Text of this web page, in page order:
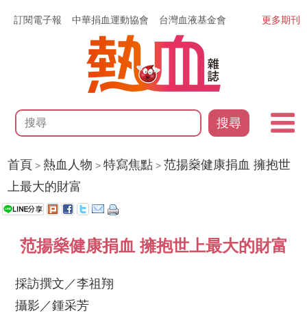
訂閱電子報 中華捐血運動協會 台灣血液基金會
搜尋
更多期刊
首頁 >熱血人物 >特寫焦點 > 范揚燊健康捐血 擁抱世
上最大的財富
范揚燊健康捐血 擁抱世上最大的財富
採訪撰文／李祖翔
攝影／鍾采芳